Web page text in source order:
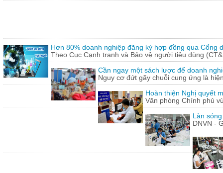
Hơn 80% doanh nghiệp đăng ký hợp đồng qua Cổng
Theo Cục Cạnh tranh và Bảo vệ người tiêu dùng
Cần ngay một sách lược để doanh
Nguy cơ đứt gãy chuỗi cung ứng là
Hoàn thiện Nghị quyết
Văn phòng Chính phủ
Làn
DNVN -